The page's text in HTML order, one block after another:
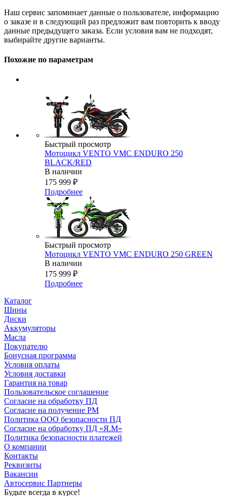
Наш сервис запоминает данные о пользователе, информацию
о заказе и в следующий раз предложит вам повторить к вводу
данные предыдущего заказа. Если условия вам не подходят,
выбирайте другие варианты.
Похожие по параметрам
Быстрый просмотр
Мотоцикл VENTO VMC ENDURO 250
BLACK/RED
В наличии
175 999 ₽
Подробнее
Быстрый просмотр
Мотоцикл VENTO VMC ENDURO 250 GREEN
В наличии
175 999 ₽
Подробнее
Каталог
Шины
Диски
Аккумуляторы
Масла
Покупателю
Бонусная программа
Условия оплаты
Условия доставки
Гарантия на товар
Пользовательское соглашение
Согласие на обработку ПД
Согласие на получение РМ
Политика ООО безопасности ПД
Согласие на обработку ПД «Я.М»
Политика безопасности платежей
О компании
Контакты
Реквизиты
Вакансии
Автосервис Партнеры
Будьте всегда в курсе!